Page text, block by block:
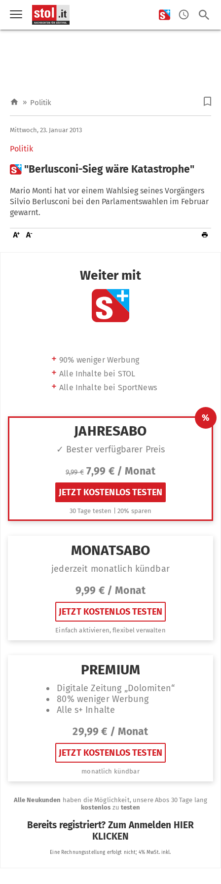
» Politik
Politik
Mittwoch, 23. Januar 2013
 "Berlusconi-Sieg wäre Katastrophe"
Mario Monti hat vor einem Wahlsieg seines Vorgängers
Silvio Berlusconi bei den Parlamentswahlen im Februar
gewarnt.